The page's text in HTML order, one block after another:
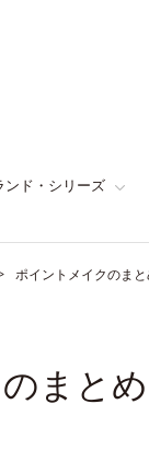
ンド・シリーズ
ポイントメイクのま
まとめ